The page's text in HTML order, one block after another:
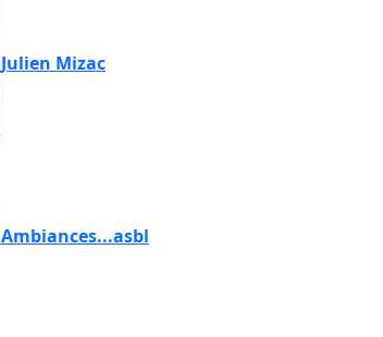
Julien Mizac
Ambiances...asbl